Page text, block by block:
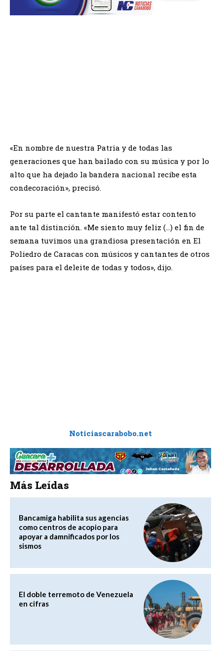
«En nombre de nuestra Patria y de todas las
generaciones que han bailado con su música y por lo
alto que ha dejado la bandera nacional recibe esta
condecoración», precisó.
Por su parte el cantante manifestó estar contento
ante tal distinción. «Me siento muy feliz (…) el fin de
semana tuvimos una grandiosa presentación en El
Poliedro de Caracas con músicos y cantantes de otros
países para el deleite de todas y todos», dijo.
Noticiascarabobo.net
Más Leídas
Bancamiga habilita sus agencias
como centros de acopio para
apoyar a damnificados por los
sismos
El doble terremoto de Venezuela
en cifras